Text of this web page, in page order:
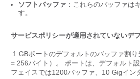
ソフトバッファ ：これらのバッファは
す。
サービスポリシーが適用されていないデ
1 GBポートのデフォルトのバッファ割
= 256バイト）。 ポートは、デフォルト
フェイスでは1200バッファ、10 Gigイン